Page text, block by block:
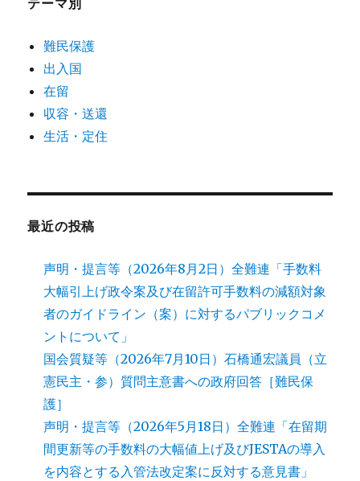
テーマ別
難民保護
出入国
在留
収容・送還
生活・定住
最近の投稿
声明・提言等（2026年8月2日）全難連「手数料
大幅引上げ政令案及び在留許可手数料の減額対象
者のガイドライン（案）に対するパブリックコメ
ントについて」
国会質疑等（2026年7月10日）石橋通宏議員（立
憲民主・参）質問主意書への政府回答［難民保
護］
声明・提言等（2026年5月18日）全難連「在留期
間更新等の手数料の大幅値上げ及びJESTAの導入
を内容とする入管法改定案に反対する意見書」